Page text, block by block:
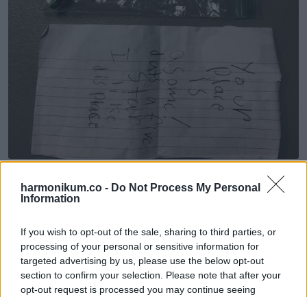
harmonikum.co - Do Not Process My Personal
Information
If you wish to opt-out of the sale, sharing to third parties, or
processing of your personal or sensitive information for
targeted advertising by us, please use the below opt-out
section to confirm your selection. Please note that after your
opt-out request is processed you may continue seeing
10. „Lehet, hogy nem nagy dolog, de a postás néha-néha
csemegét hagy a két kutyusomnak.”